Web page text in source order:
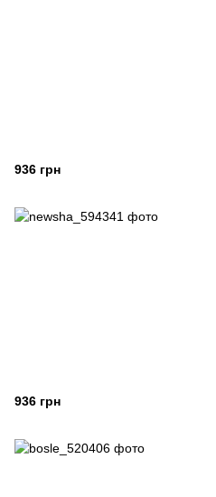
936 грн
936 грн